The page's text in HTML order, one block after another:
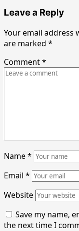
Leave a Reply
Your email address
are marked *
Comment*
Name*
Email *
Website
Save my name,
the next time I